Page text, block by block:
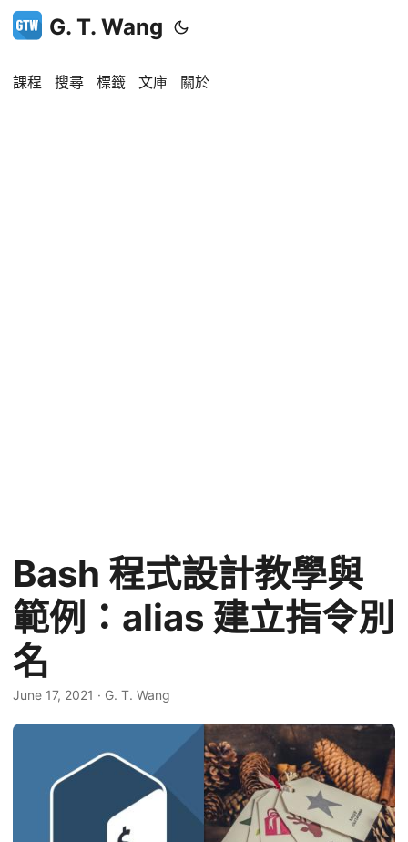
G. T. Wang
課程 搜尋 標籤 文庫 關於
Bash 程式設計教學與
範例：alias 建立指令別
名
June 17, 2021 · G. T. Wang